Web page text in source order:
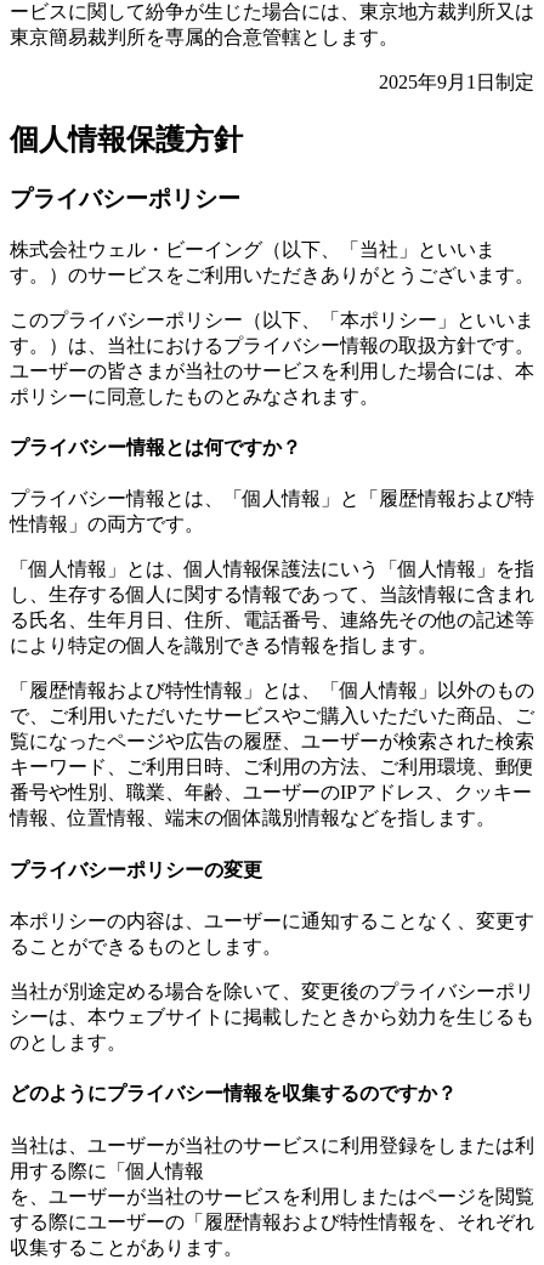
ービスに関して紛争が生じた場合には、東京地方裁判所又は
東京簡易裁判所を専属的合意管轄とします。
2025年9月1日制定
個人情報保護方針
プライバシーポリシー
株式会社ウェル・ビーイング（以下、「当社」といいま
す。）のサービスをご利用いただきありがとうございます。
このプライバシーポリシー（以下、「本ポリシー」といいま
す。）は、当社におけるプライバシー情報の取扱方針です。
ユーザーの皆さまが当社のサービスを利用した場合には、本
ポリシーに同意したものとみなされます。
プライバシー情報とは何ですか？
プライバシー情報とは、「個人情報」と「履歴情報および特
性情報」の両方です。
「個人情報」とは、個人情報保護法にいう「個人情報」を指
し、生存する個人に関する情報であって、当該情報に含まれ
る氏名、生年月日、住所、電話番号、連絡先その他の記述等
により特定の個人を識別できる情報を指します。
「履歴情報および特性情報」とは、「個人情報」以外のもの
で、ご利用いただいたサービスやご購入いただいた商品、ご
覧になったページや広告の履歴、ユーザーが検索された検索
キーワード、ご利用日時、ご利用の方法、ご利用環境、郵便
番号や性別、職業、年齢、ユーザーのIPアドレス、クッキー
情報、位置情報、端末の個体識別情報などを指します。
プライバシーポリシーの変更
本ポリシーの内容は、ユーザーに通知することなく、変更す
ることができるものとします。
当社が別途定める場合を除いて、変更後のプライバシーポリ
シーは、本ウェブサイトに掲載したときから効力を生じるも
のとします。
どのようにプライバシー情報を収集するのですか？
当社は、ユーザーが当社のサービスに利用登録をしまたは利
用する際に「個人情報
を、ユーザーが当社のサービスを利用しまたはページを閲覧
する際にユーザーの「履歴情報および特性情報を、それぞれ
収集することがあります。